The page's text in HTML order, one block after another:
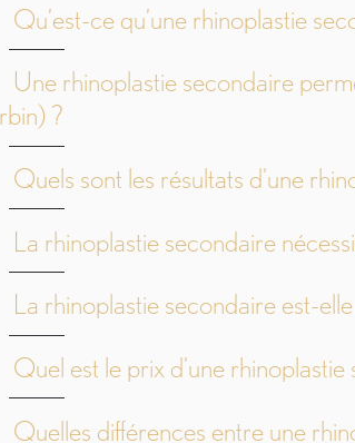
Qu’est-ce qu’une rhinoplastie
Une rhinoplastie secondaire
?
Quels sont les résultats d’une
La rhinoplastie secondaire
La rhinoplastie secondaire est-
Quel est le prix d’une
Quelles différences entre une